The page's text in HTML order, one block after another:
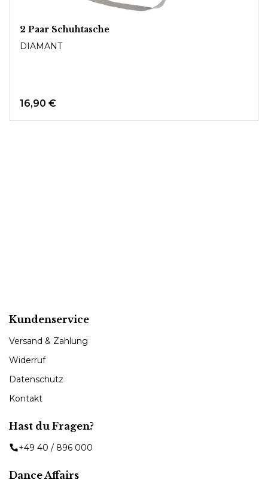
2 Paar Schuhtasche
DIAMANT
16,90 €
Kundenservice
Versand & Zahlung
Widerruf
Datenschutz
Kontakt
Hast du Fragen?
+49 40 / 896 000
Dance Affairs